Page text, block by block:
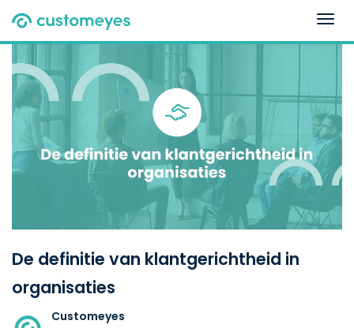
De definitie van klantgerichtheid in
organisaties
Customeyes